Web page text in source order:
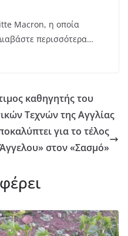
Macron, η οποία
περισσότερα…
καθηγητής του
Τεχνών της Αγγλίας
για το τέλος
στον «Σασμό»